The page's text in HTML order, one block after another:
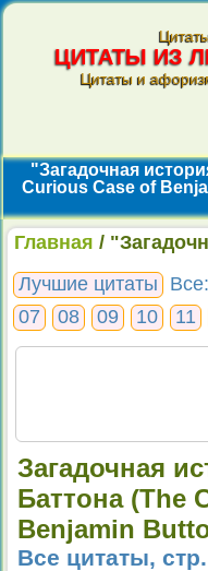
ЦИТАТЫ ИЗ
Цитаты и
"Загадочная
Curious Case of
Главная /
Лучшие цитаты
Все:
07
08 09 10 11
Загадочная
Баттона (The
Benjamin
Все цитаты,